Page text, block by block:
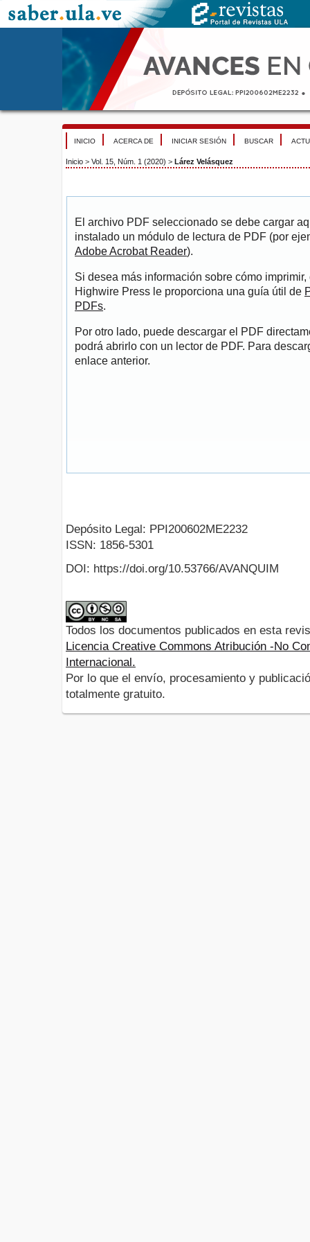
INICIO ACERCA DE INICIAR SESIÓN BUSCAR
Inicio > Vol. 15, Núm. 1 (2020) > Lárez Velásquez
El archivo PDF seleccionado se debe cargar
instalado un módulo de lectura de PDF (por
Adobe Acrobat Reader).
Si desea más información sobre cómo
Highwire Press le proporciona una guía útil de
PDFs.
Por otro lado, puede descargar el PDF
podrá abrirlo con un lector de PDF. Para
enlace anterior.
Depósito Legal: PPI200602ME2232
ISSN: 1856-5301
DOI: https://doi.org/10.53766/AVANQUIM
Todos los documentos publicados en esta
Licencia Creative Commons Atribución -No
Internacional.
Por lo que el envío, procesamiento y
totalmente gratuito.